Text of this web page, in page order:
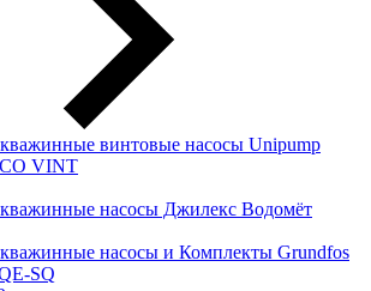
винтовые насосы Unipump
VINT
насосы Джилекс Водомёт
насосы и Комплекты Grundfos
SQ